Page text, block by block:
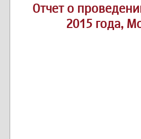
Отчет о
2015 года,